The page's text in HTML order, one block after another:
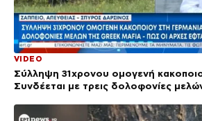
VIDEO
Σύλληψη 31χρονου ομογενή
Συνδέεται με τρεις δολοφονίες